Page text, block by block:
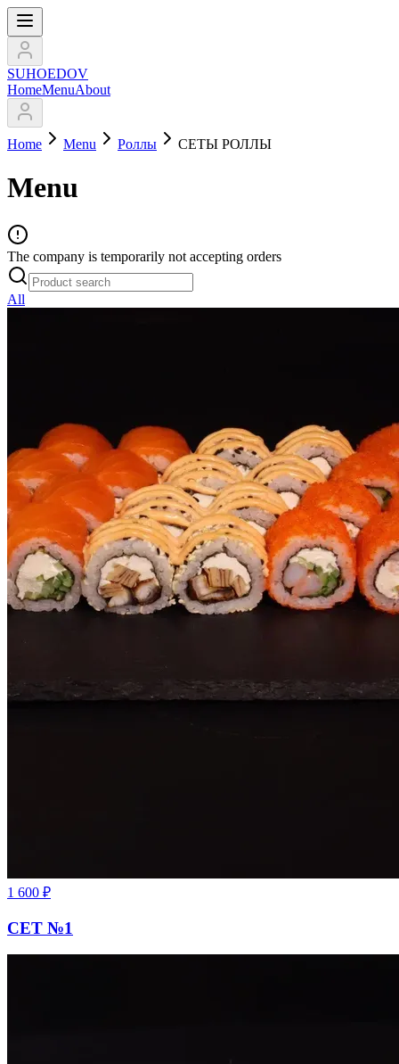
SUHOEDOV
HomeMenuAbout
Home Menu Роллы СЕТЫ РОЛЛЫ
Menu
The company is temporarily not accepting orders
All
1 600 ₽
СЕТ №1